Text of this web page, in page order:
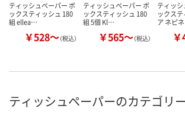
ティッシュペーパー ボ
ックスティッシュ 180
組 ellea…
￥528～（税込）
ティッシュペーパー ボ
ックスティッシュ 180
組 5個 Kl…
￥565～（税込）
ティッ
ックス
ア ネピ
ティッシュペーパーのカテゴリー